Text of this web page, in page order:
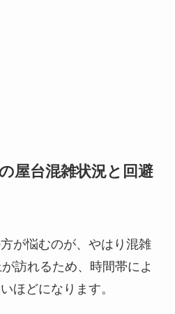
屋台混雑状況と回避
が悩むのが、やはり混雑
訪れるため、時間帯によ
ほどになります。